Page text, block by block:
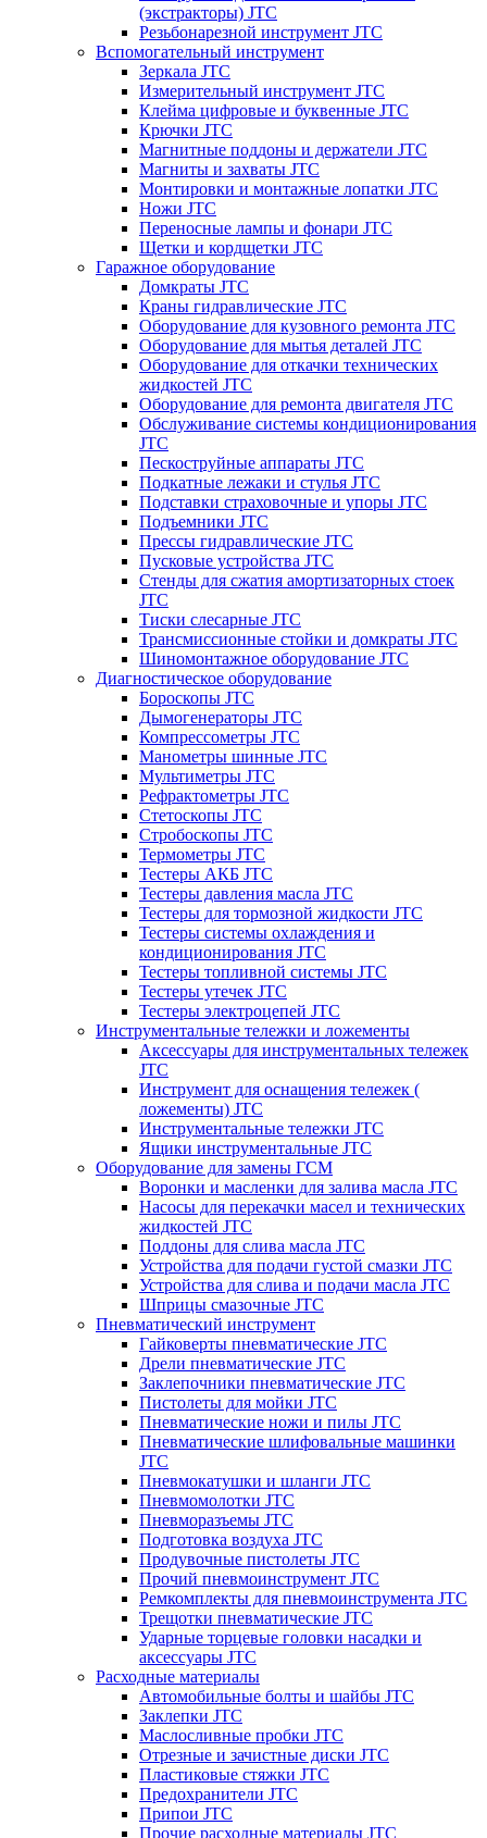
(экстракторы) JTC
Резьбонарезной инструмент JTC
Вспомогательный инструмент
Зеркала JTC
Измерительный инструмент JTC
Клейма цифровые и буквенные JTC
Крючки JTC
Магнитные поддоны и держатели JTC
Магниты и захваты JTC
Монтировки и монтажные лопатки JTC
Ножи JTC
Переносные лампы и фонари JTC
Щетки и кордщетки JTC
Гаражное оборудование
Домкраты JTC
Краны гидравлические JTC
Оборудование для кузовного ремонта JTC
Оборудование для мытья деталей JTC
Оборудование для откачки технических
жидкостей JTC
Оборудование для ремонта двигателя JTC
Обслуживание системы кондиционирования
JTC
Пескоструйные аппараты JTC
Подкатные лежаки и стулья JTC
Подставки страховочные и упоры JTC
Подъемники JTC
Прессы гидравлические JTC
Пусковые устройства JTC
Стенды для сжатия амортизаторных стоек
JTC
Тиски слесарные JTC
Трансмиссионные стойки и домкраты JTC
Шиномонтажное оборудование JTC
Диагностическое оборудование
Бороскопы JTC
Дымогенераторы JTC
Компрессометры JTC
Манометры шинные JTC
Мультиметры JTC
Рефрактометры JTC
Стетоскопы JTC
Стробоскопы JTC
Термометры JTC
Тестеры АКБ JTC
Тестеры давления масла JTC
Тестеры для тормозной жидкости JTC
Тестеры системы охлаждения и
кондиционирования JTC
Тестеры топливной системы JTC
Тестеры утечек JTC
Тестеры электроцепей JTC
Инструментальные тележки и ложементы
Аксессуары для инструментальных тележек
JTC
Инструмент для оснащения тележек (
ложементы) JTC
Инструментальные тележки JTC
Ящики инструментальные JTC
Оборудование для замены ГСМ
Воронки и масленки для залива масла JTC
Насосы для перекачки масел и технических
жидкостей JTC
Поддоны для слива масла JTC
Устройства для подачи густой смазки JTC
Устройства для слива и подачи масла JTC
Шприцы смазочные JTC
Пневматический инструмент
Гайковерты пневматические JTC
Дрели пневматические JTC
Заклепочники пневматические JTC
Пистолеты для мойки JTC
Пневматические ножи и пилы JTC
Пневматические шлифовальные машинки
JTC
Пневмокатушки и шланги JTC
Пневмомолотки JTC
Пневморазъемы JTC
Подготовка воздуха JTC
Продувочные пистолеты JTC
Прочий пневмоинструмент JTC
Ремкомплекты для пневмоинструмента JTC
Трещотки пневматические JTC
Ударные торцевые головки насадки и
аксессуары JTC
Расходные материалы
Автомобильные болты и шайбы JTC
Заклепки JTC
Маслосливные пробки JTC
Отрезные и зачистные диски JTC
Пластиковые стяжки JTC
Предохранители JTC
Припои JTC
Прочие расходные материалы JTC